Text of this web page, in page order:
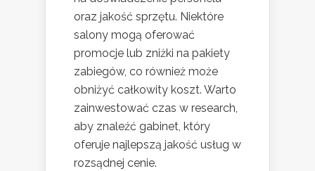
oraz jakość sprzętu. Niektóre
salony mogą oferować
promocje lub zniżki na pakiety
zabiegów, co również może
obniżyć całkowity koszt. Warto
zainwestować czas w research,
aby znaleźć gabinet, który
oferuje najlepszą jakość usług w
rozsądnej cenie.